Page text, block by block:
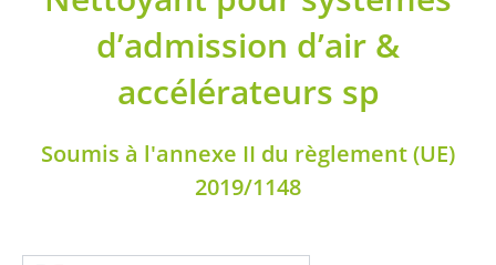
d’admission d’air &
accélérateurs sp
Soumis à l'annexe II du règlement (UE)
2019/1148